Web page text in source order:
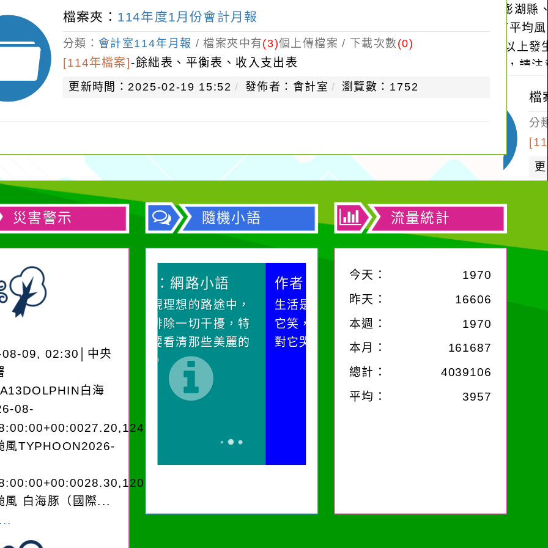
檔案夾： ​​​​​​​114年度1月份會計月報
分類：會計室114年月報 / 檔案夾中有(3)個上傳檔案 / 下載次數(0)
[114年檔案]-餘絀表、平衡表、收入支出表
更新時間：2025-02-19 15:52 發佈者：會計室 瀏覽數：1752
災害警示
09, 02:30│中央
白海
08-
風TYPHOON2026-
風 白海豚（國際...
隨機小語
作者：網路小語
在實現理想的路途中，
誘惑。
作者：網路小語
生活是一面鏡子。你對
它笑，它就對你笑；你
對它哭，它也對你哭。
流量統計
今天： 1970
昨天： 16606
本週：
1970
本月：
161687
總計：
4039106
平均：
3957